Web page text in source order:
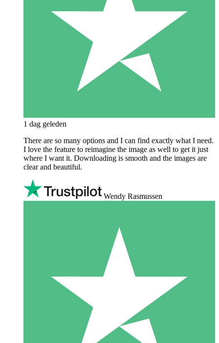
1 dag geleden
There are so many options and I can find exactly what I need.
I love the feature to reimagine the image as well to get it just
where I want it. Downloading is smooth and the images are
clear and beautiful.
Wendy Rasmussen